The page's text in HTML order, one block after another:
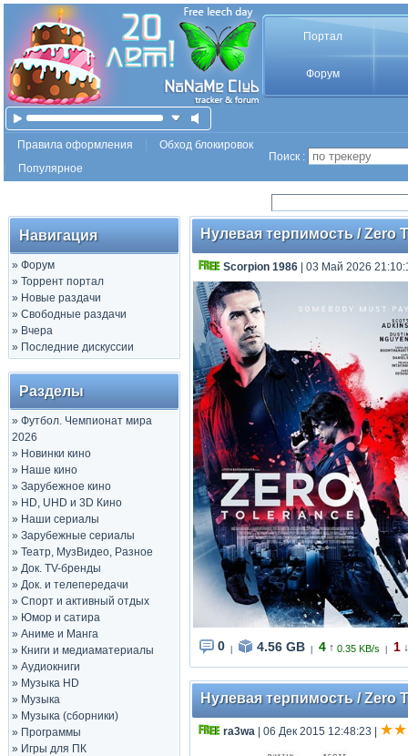
Портал
Форум
Правила оформления
Обход блокировок
Популярное
Поиск :
Навигация
» Форум
» Торрент портал
» Новые раздачи
» Свободные раздачи
» Вчера
» Последние дискуссии
Разделы
» Футбол. Чемпионат мира
2026
» Новинки кино
» Наше кино
» Зарубежное кино
» HD, UHD и 3D Кино
» Наши сериалы
» Зарубежные сериалы
» Театр, МузВидео, Разное
» Док. TV-бренды
» Док. и телепередачи
» Спорт и активный отдых
» Юмор и сатира
» Аниме и Манга
» Книги и медиаматериалы
» Аудиокниги
» Музыка HD
» Музыка
» Музыка (сборники)
» Программы
» Игры для ПК
Нулевая терпимость / Zero
Scorpion 1986 | 03 Май 2026
0 4.56 GB 4 ↑ 0.35 KB/s 1 ↓
Нулевая терпимость / Zero
ra3wa | 06 Дек 2015 12:48:23